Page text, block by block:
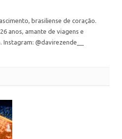
brasiliense de coração.
anos, amante de viagens e
@davirezende__